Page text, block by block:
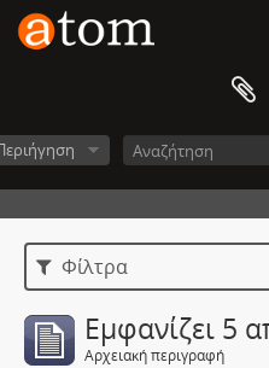
Φίλτρα
Εμφανίζει 5
Αρχειακή περιγραφή